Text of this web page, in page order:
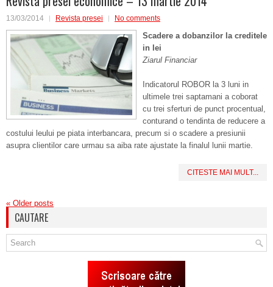
13/03/2014 Revista presei No comments
Scadere a dobanzilor la creditele
in lei
Ziarul Financiar
Indicatorul ROBOR la 3 luni in
ultimele trei saptamani a coborat
cu trei sferturi de punct procentual,
conturand o tendinta de reducere a
costului leului pe piata interbancara, precum si o scadere a presiunii
asupra clientilor care urmau sa aiba rate ajustate la finalul lunii martie.
CITESTE MAI MULT...
« Older posts
CAUTARE